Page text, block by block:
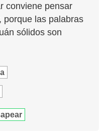
conviene pensar
porque las palabras
sólidos son